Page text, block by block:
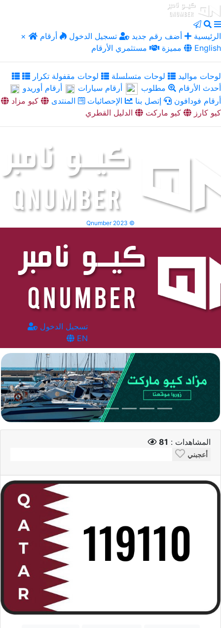
× الرئيسية أضف رقم جديد تسجيل الدخول
أرقام
مميزة
مستثمري الأرقام English
لوحات مواليد لوحات متسلسلة
لوحات مقفولة تكرار
أحدث الأرقام
مطلوب أرقام سيارات
أرقام أوريدو
أرقام فودافون
إتصل بنا الإحصائيات المنتدى
كيو مزاد
كيو كارز
كيو ماركت الدليل القطري
Qnumber 2023 ©
تسجيل الدخول
EN
المشاهدات : 81
أعجبني